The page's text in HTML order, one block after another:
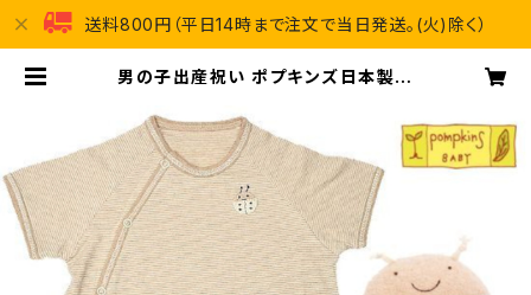
送料800円（平日14時まで注文で当日発送。(火)除く）
男の子出産祝い ポプキンズ日本製ベ
ト | 出産祝い通販 ハッピープラス